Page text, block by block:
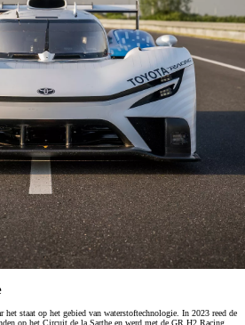
het staat op het gebied van waterstoftechnologie. In 2023 reed de
op het Circuit de la Sarthe en werd met de GR H2 Racing